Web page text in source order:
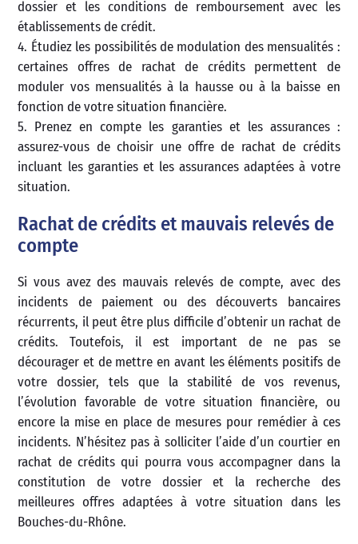
dossier et les conditions de remboursement avec les
établissements de crédit.
4. Étudiez les possibilités de modulation des mensualités :
certaines offres de rachat de crédits permettent de
moduler vos mensualités à la hausse ou à la baisse en
fonction de votre situation financière.
5. Prenez en compte les garanties et les assurances :
assurez-vous de choisir une offre de rachat de crédits
incluant les garanties et les assurances adaptées à votre
situation.
Rachat de crédits et mauvais relevés de
compte
Si vous avez des mauvais relevés de compte, avec des
incidents de paiement ou des découverts bancaires
récurrents, il peut être plus difficile d’obtenir un rachat de
crédits. Toutefois, il est important de ne pas se
décourager et de mettre en avant les éléments positifs de
votre dossier, tels que la stabilité de vos revenus,
l’évolution favorable de votre situation financière, ou
encore la mise en place de mesures pour remédier à ces
incidents. N’hésitez pas à solliciter l’aide d’un courtier en
rachat de crédits qui pourra vous accompagner dans la
constitution de votre dossier et la recherche des
meilleures offres adaptées à votre situation dans les
Bouches-du-Rhône.